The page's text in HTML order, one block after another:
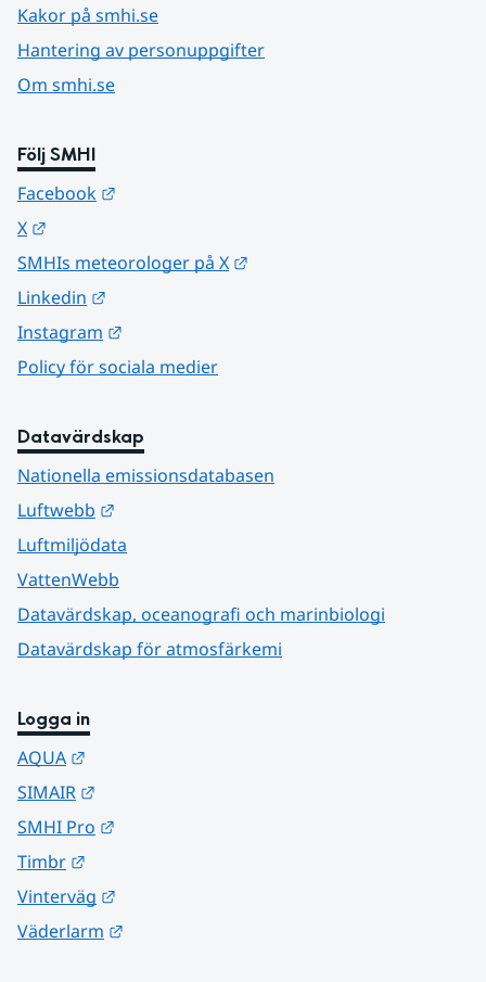
Kakor på smhi.se
Hantering av personuppgifter
Om smhi.se
Följ SMHI
Facebook
X
SMHIs meteorologer på X
Linkedin
Instagram
Policy för sociala medier
Datavärdskap
Nationella emissionsdatabasen
Luftwebb
Luftmiljödata
VattenWebb
Datavärdskap, oceanografi och marinbiologi
Datavärdskap för atmosfärkemi
Logga in
AQUA
SIMAIR
SMHI Pro
Timbr
Vinterväg
Väderlarm